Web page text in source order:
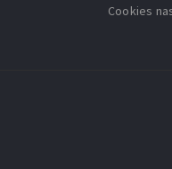
Cookies